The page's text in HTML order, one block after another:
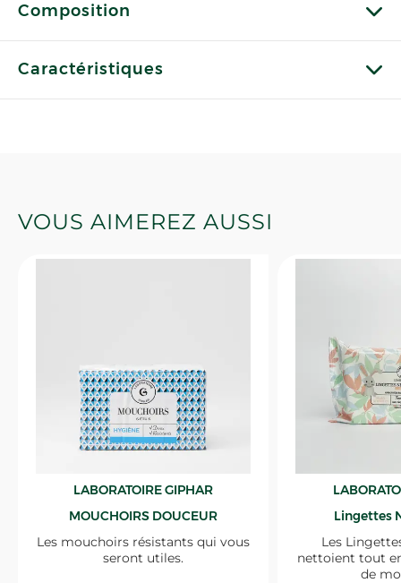
Composition
Caractéristiques
VOUS AIMEREZ AUSSI
LABORATOIRE GIPHAR
MOUCHOIRS DOUCEUR
Les mouchoirs résistants qui vous
seront utiles.
Lingettes
Les
nettoient tout
de